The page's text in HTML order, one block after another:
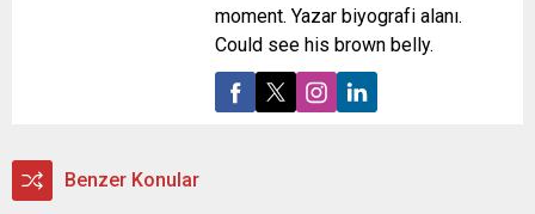
moment. Yazar biyografi alanı.
Could see his brown belly.
Benzer Konular